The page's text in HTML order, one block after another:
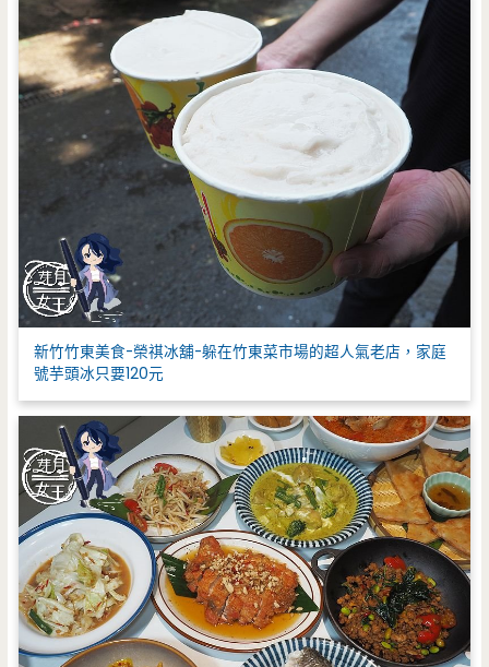
新竹竹東美食-榮祺冰舖-躲在竹東菜市場的超人氣老店，家庭
號芋頭冰只要120元